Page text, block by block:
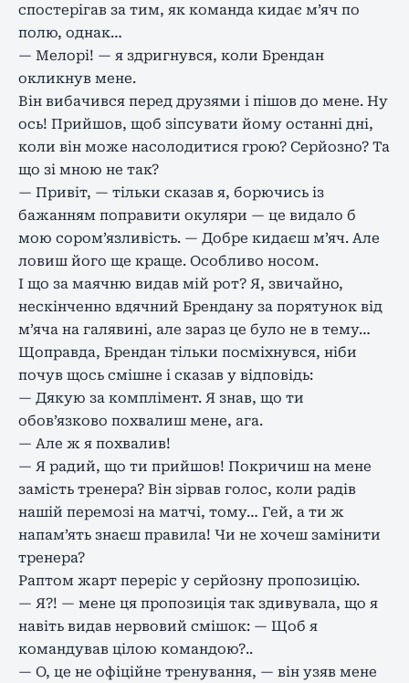
спостерігав за тим, як команда кидає м’яч по
полю, однак…
— Мелорі! — я здригнувся, коли Брендан
окликнув мене.
Він вибачився перед друзями і пішов до мене. Ну
ось! Прийшов, щоб зіпсувати йому останні дні,
коли він може насолодитися грою? Серйозно? Та
що зі мною не так?
— Привіт, — тільки сказав я, борючись із
бажанням поправити окуляри — це видало б
мою сором’язливість. — Добре кидаєш м’яч. Але
ловиш його ще краще. Особливо носом.
І що за маячню видав мій рот? Я, звичайно,
нескінченно вдячний Брендану за порятунок від
м’яча на галявині, але зараз це було не в тему…
Щоправда, Брендан тільки посміхнувся, ніби
почув щось смішне і сказав у відповідь:
— Дякую за комплімент. Я знав, що ти
обов’язково похвалиш мене, ага.
— Але ж я похвалив!
— Я радий, що ти прийшов! Покричиш на мене
замість тренера? Він зірвав голос, коли радів
нашій перемозі на матчі, тому… Гей, а ти ж
напам’ять знаєш правила! Чи не хочеш замінити
тренера?
Раптом жарт переріс у серйозну пропозицію.
— Я?! — мене ця пропозиція так здивувала, що я
навіть видав нервовий смішок: — Щоб я
командував цілою командою?..
— О, це не офіційне тренування, — він узяв мене